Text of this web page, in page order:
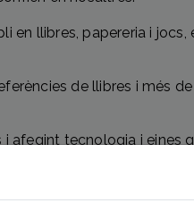
llibres, papereria i jocs,
de llibres i més
tecnologia i eines
en el treball conjunt.
amb nosaltres